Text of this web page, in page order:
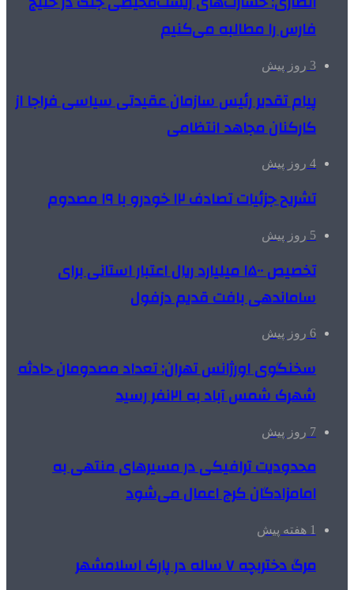
فارس را مطالبه‌ می‌کنیم
3 روز پیش
پیام تقدیر رئیس سازمان عقیدتی سیاسی فراجا از
کارکنان مجاهد انتظامی
4 روز پیش
تشریح جزئیات تصادف ۱۲ خودرو با ۱۹ مصدوم
5 روز پیش
تخصیص ۱۵۰۰ میلیارد ریال اعتبار استانی برای
ساماندهی بافت قدیم دزفول
6 روز پیش
سخنگوی اورژانس تهران: تعداد مصدومان حادثه
شهرک شمس آباد به ۲۱نفر رسید
7 روز پیش
محدودیت ترافیکی در مسیرهای منتهی به
امامزادگان کرج اعمال می‌شود
1 هفته پیش
مرگ دختربچه ۷ ساله در پارک اسلامشهر